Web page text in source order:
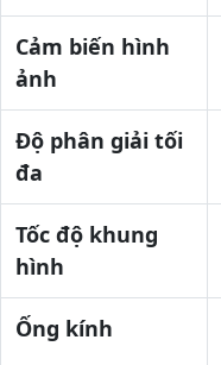
Cảm biến hình
ảnh
Độ phân giải tối
đa
Tốc độ khung
hình
Ống kính